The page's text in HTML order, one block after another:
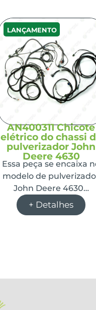
LANÇAMENTO
AN400311 Chicote
elétrico do chassi
pulverizador John
Deere 4630
Essa peça se encaixa
modelo de
John Deere 4630…
+ Detalhes